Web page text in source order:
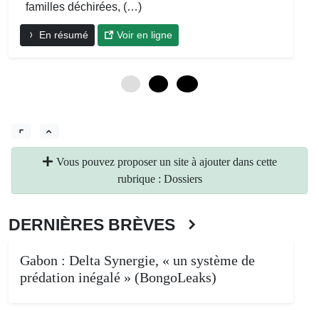
familles déchirées, (…)
En résumé Voir en ligne
Vous pouvez proposer un site à ajouter dans cette
rubrique : Dossiers
DERNIÈRES BRÈVES
Gabon : Delta Synergie, « un système de
prédation inégalé » (BongoLeaks)